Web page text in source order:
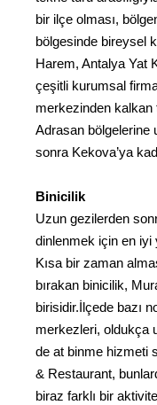
bir ilçe olması,
bölgesinde bireysel
Harem, Antalya Yat
çeşitli kurumsal
merkezinden kalkan
Adrasan bölgelerine
sonra Kekova’ya
Binicilik
Uzun gezilerden
dinlenmek için en iyi
Kısa bir zaman
bırakan binicilik,
birisidir.İlçede bazı
merkezleri, oldukça
de at binme hizmeti
& Restaurant,
biraz farklı bir